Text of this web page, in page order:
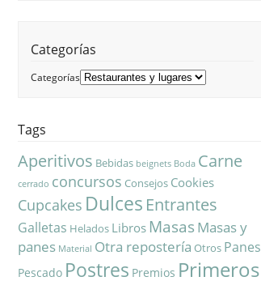
Categorías
Categorías
Tags
Aperitivos Bebidas beignets Boda Carne
cerrado concursos Consejos Cookies
Cupcakes Dulces Entrantes
Galletas Helados Libros Masas Masas y
panes Material Otra repostería Otros Panes
Pescado Postres Premios Primeros